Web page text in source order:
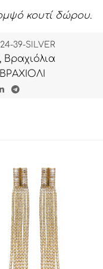
κουτί δώρου.
39-SILVER
Βραχιόλια
ΒΡΑΧΙΟΛΙ